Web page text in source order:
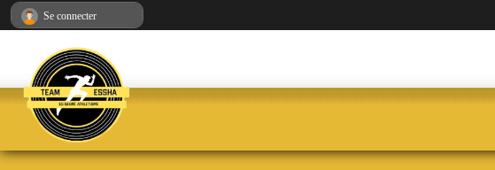
Se connecter
Panneau de gestion des cookies